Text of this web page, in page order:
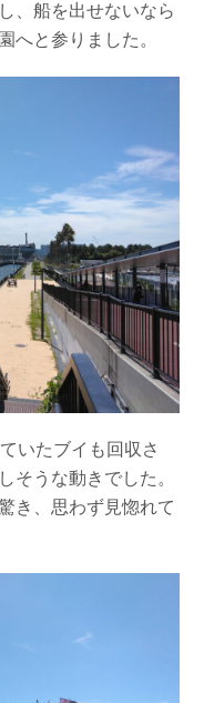
、船を出せないなら
へと参りました。
いたブイも回収さ
そうな動きでした。
き、思わず見惚れて